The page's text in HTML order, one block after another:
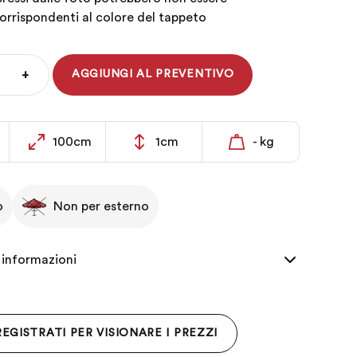
al colore del tappeto
+ AGGIUNGI AL PREVENTIVO
100cm 1cm - kg
Non per esterno
PER VISIONARE I PREZZI